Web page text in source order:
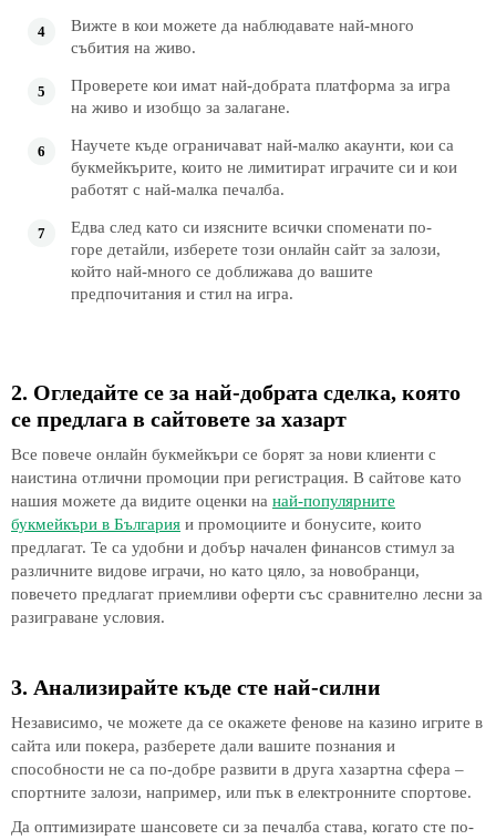
Вижте в кои можете да наблюдавате най-много
събития на живо.
Проверете кои имат най-добрата платформа за игра
на живо и изобщо за залагане.
Научете къде ограничават най-малко акаунти, кои са
букмейкърите, които не лимитират играчите си и кои
работят с най-малка печалба.
Едва след като си изясните всички споменати по-
горе детайли, изберете този онлайн сайт за залози,
който най-много се доближава до вашите
предпочитания и стил на игра.
2. Огледайте се за най-добрата сделка, която
се предлага в сайтовете за хазарт
Все повече онлайн букмейкъри се борят за нови клиенти с
наистина отлични промоции при регистрация. В сайтове като
нашия можете да видите оценки на най-популярните
букмейкъри в България и промоциите и бонусите, които
предлагат. Те са удобни и добър начален финансов стимул за
различните видове играчи, но като цяло, за новобранци,
повечето предлагат приемливи оферти със сравнително лесни за
разиграване условия.
3. Анализирайте къде сте най-силни
Независимо, че можете да се окажете фенове на казино игрите в
сайта или покера, разберете дали вашите познания и
способности не са по-добре развити в друга хазартна сфера –
спортните залози, например, или пък в електронните спортове.
Да оптимизирате шансовете си за печалба става, когато сте по-